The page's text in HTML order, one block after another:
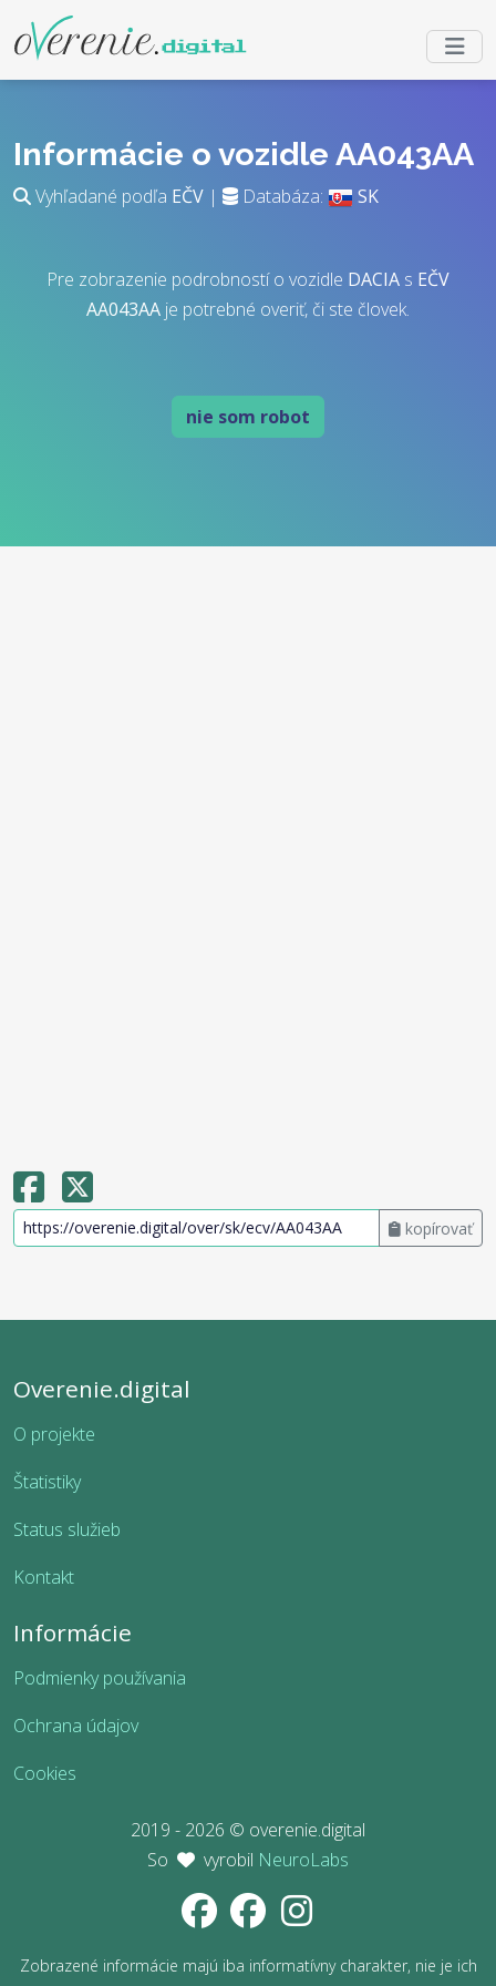
Informácie o vozidle AA043AA
Vyhľadané podľa EČV | Databáza: SK
Pre zobrazenie podrobností o vozidle DACIA s EČV
AA043AA je potrebné overiť, či ste človek.
nie som robot
kopírovať
Overenie.digital
O projekte
Štatistiky
Status služieb
Kontakt
Informácie
Podmienky používania
Ochrana údajov
Cookies
2019 - 2026 © overenie.digital
So
vyrobil NeuroLabs
Zobrazené informácie majú iba informatívny charakter, nie je ich